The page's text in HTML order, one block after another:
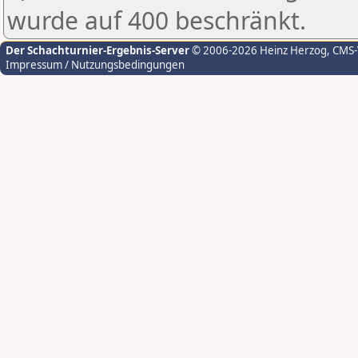
wurde auf 400 beschränkt.
Der Schachturnier-Ergebnis-Server© 2006-2026 Heinz Herzog,
Impressum / Nutzungsbedingungen